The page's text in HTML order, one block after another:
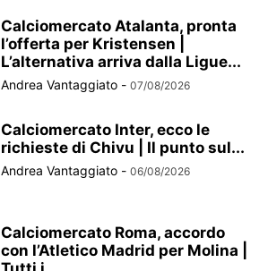
Calciomercato Atalanta, pronta
l’offerta per Kristensen |
L’alternativa arriva dalla Ligue...
Andrea Vantaggiato - 07/08/2026
Calciomercato Inter, ecco le
richieste di Chivu | Il punto sul...
Andrea Vantaggiato - 06/08/2026
Calciomercato Roma, accordo
con l’Atletico Madrid per Molina |